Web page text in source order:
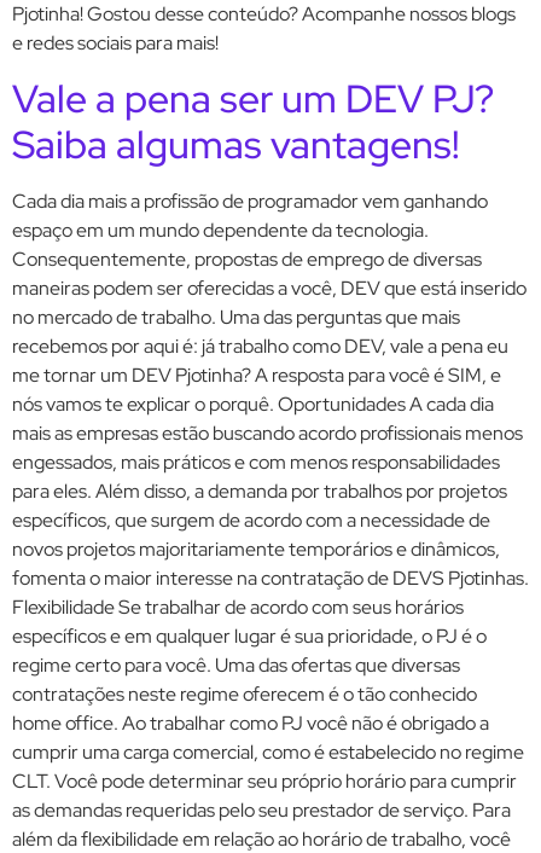
Pjotinha! Gostou desse conteúdo? Acompanhe nossos blogs
e redes sociais para mais!
Vale a pena ser um DEV PJ?
Saiba algumas vantagens!
Cada dia mais a profissão de programador vem ganhando
espaço em um mundo dependente da tecnologia.
Consequentemente, propostas de emprego de diversas
maneiras podem ser oferecidas a você, DEV que está inserido
no mercado de trabalho. Uma das perguntas que mais
recebemos por aqui é: já trabalho como DEV, vale a pena eu
me tornar um DEV Pjotinha? A resposta para você é SIM, e
nós vamos te explicar o porquê. Oportunidades A cada dia
mais as empresas estão buscando acordo profissionais menos
engessados, mais práticos e com menos responsabilidades
para eles. Além disso, a demanda por trabalhos por projetos
específicos, que surgem de acordo com a necessidade de
novos projetos majoritariamente temporários e dinâmicos,
fomenta o maior interesse na contratação de DEVS Pjotinhas.
Flexibilidade Se trabalhar de acordo com seus horários
específicos e em qualquer lugar é sua prioridade, o PJ é o
regime certo para você. Uma das ofertas que diversas
contratações neste regime oferecem é o tão conhecido
home office. Ao trabalhar como PJ você não é obrigado a
cumprir uma carga comercial, como é estabelecido no regime
CLT. Você pode determinar seu próprio horário para cumprir
as demandas requeridas pelo seu prestador de serviço. Para
além da flexibilidade em relação ao horário de trabalho, você